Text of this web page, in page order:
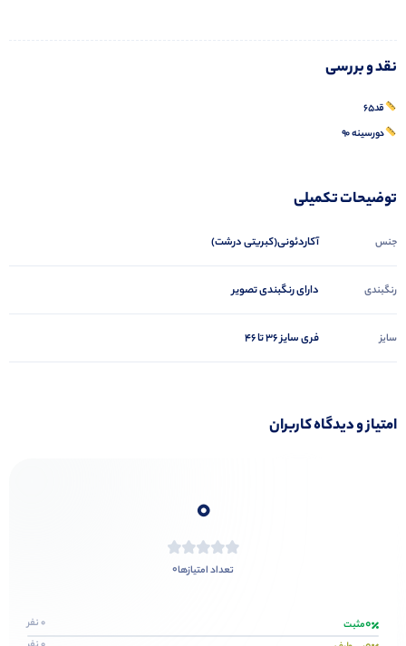
نقد و بررسی
قد۶۵
دورسینه ۹۰
توضیحات تکمیلی
جنس آکاردئونی(کبریتی درشت)
رنگبندی دارای رنگبندی تصویر
سایز فری سایز ۳۶ تا ۴۶
امتیاز و دیدگاه کاربران
0
تعداد امتیازها0
0مثبت 0 نفر